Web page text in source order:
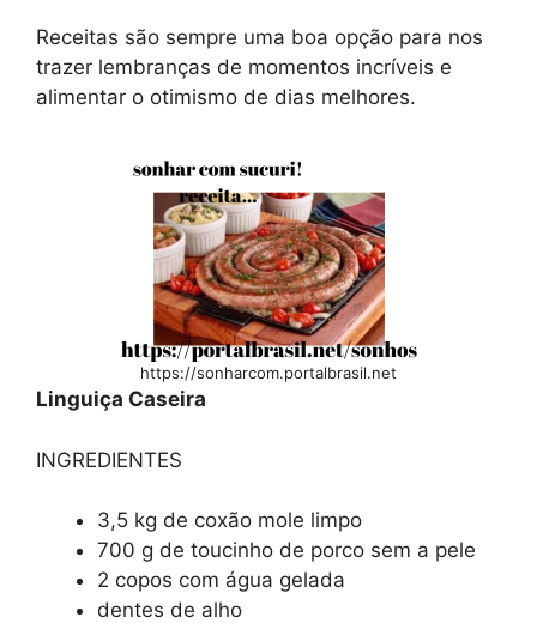
Receitas são sempre uma boa opção para nos
trazer lembranças de momentos incríveis e
alimentar o otimismo de dias melhores.
https://sonharcom.portalbrasil.net
Linguiça Caseira
INGREDIENTES
3,5 kg de coxão mole limpo
700 g de toucinho de porco sem a pele
2 copos com água gelada
dentes de alho